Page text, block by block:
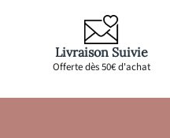
Livraison Suivie
Offerte dès 50€ d'achat